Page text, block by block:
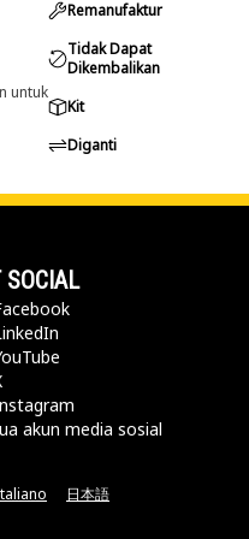
untuk
Remanufaktur
Tidak Dapat
Dikembalikan
Kit
Diganti
SOCIAL
akun media sosial
日本語